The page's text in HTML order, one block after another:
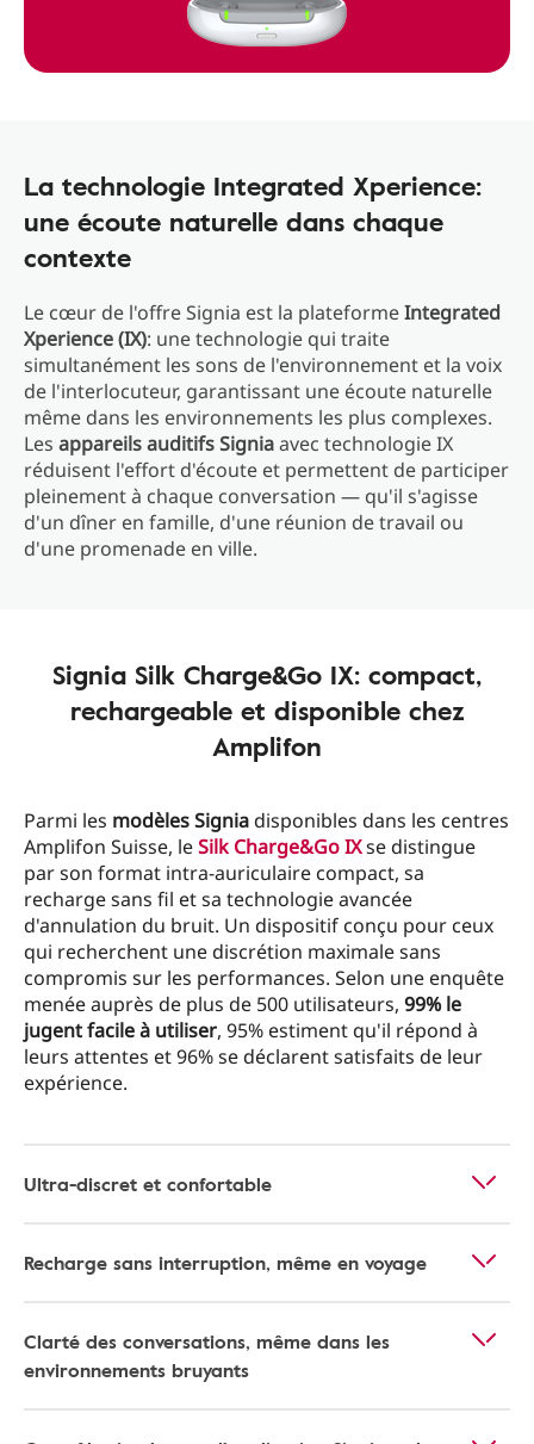
La technologie Integrated Xperience:
une écoute naturelle dans chaque
contexte
Le cœur de l'offre Signia est la plateformeIntegrated
Xperience (IX): une technologie qui traite
simultanément les sons de l'environnement et la voix
de l'interlocuteur, garantissant une écoute naturelle
même dans les environnements les plus complexes.
Les appareils auditifs Signiaavec technologie IX
réduisent l'effort d'écoute et permettent de participer
pleinement à chaque conversation — qu'il s'agisse
d'un dîner en famille, d'une réunion de travail ou
d'une promenade en ville.
Signia Silk Charge&Go IX: compact,
rechargeable et disponible chez
Amplifon
Parmi les modèles Signiadisponibles dans les centres
Amplifon Suisse, leSilk Charge&Go IXse distingue
par son format intra-auriculaire compact, sa
recharge sans fil et sa technologie avancée
d'annulation du bruit. Un dispositif conçu pour ceux
qui recherchent une discrétion maximale sans
compromis sur les performances. Selon une enquête
menée auprès de plus de 500 utilisateurs, 99% le
jugent facile à utiliser, 95% estiment qu'il répond à
leurs attentes et 96% se déclarent satisfaits de leur
expérience.
Ultra-discret et confortable
Recharge sans interruption, même en voyage
Clarté des conversations, même dans les
environnements bruyants